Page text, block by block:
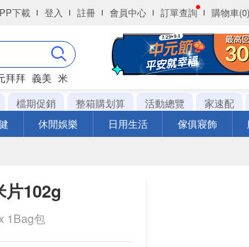
下載 登入 註冊 會員中心 訂單查詢 購物車(0)
拜拜 義美 米
檔期促銷 整箱購划算 活動總覽 家速配
休閒娛樂 日用生活 傢俱寢飾
片102g
1Bag包